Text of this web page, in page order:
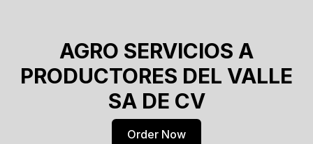
AGRO SERVICIOS A
PRODUCTORES DEL VALLE
SA DE CV
Order Now